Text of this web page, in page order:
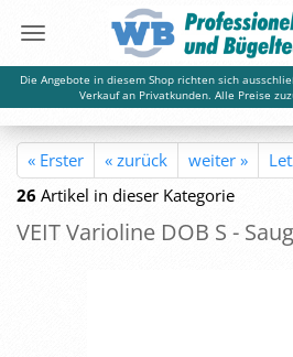
Die Angebote in diesem Shop richten sich
Verkauf an Privatkunden. Alle Preise
« Erster « zurück weiter »
26 Artikel in dieser Kategorie
VEIT Va­rio­li­ne DOB S -